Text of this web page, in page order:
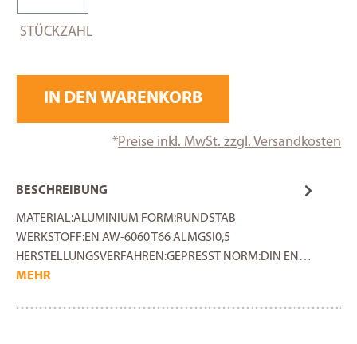
STÜCKZAHL
IN DEN WARENKORB
*Preise inkl. MwSt. zzgl. Versandkosten
BESCHREIBUNG
MATERIAL:ALUMINIUM FORM:RUNDSTAB
WERKSTOFF:EN AW-6060 T66 ALMGSI0,5
HERSTELLUNGSVERFAHREN:GEPRESST NORM:DIN EN…
MEHR